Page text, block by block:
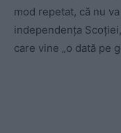
mod repetat, că nu
independența
care vine „o dată pe